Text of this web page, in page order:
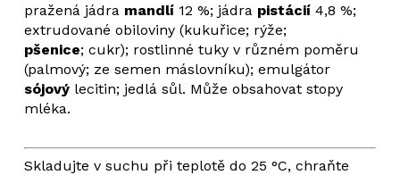
pražená jádra mandlí 12 %; jádra pistácií 4,8 %;
extrudované obiloviny (kukuřice; rýže;
pšenice; cukr); rostlinné tuky v různém poměru
(palmový; ze semen máslovníku); emulgátor
sójový lecitin; jedlá sůl. Může obsahovat stopy
mléka.
Skladujte v suchu při teplotě do 25 °C, chraňte